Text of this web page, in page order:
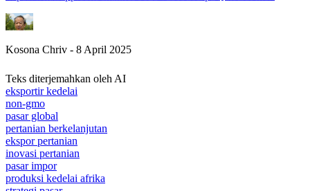
Kosona Chriv - 8 April 2025
Teks diterjemahkan oleh AI
eksportir kedelai
non-gmo
pasar global
pertanian berkelanjutan
ekspor pertanian
inovasi pertanian
pasar impor
produksi kedelai afrika